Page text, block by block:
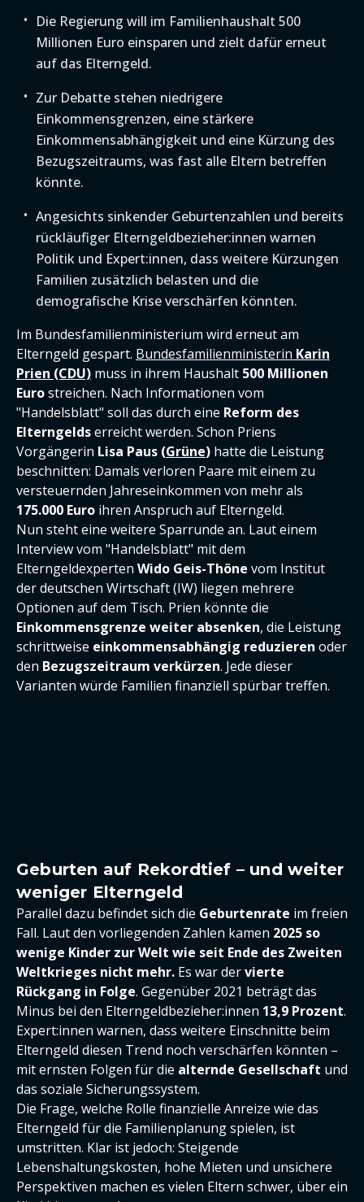
Die Regierung will im Familienhaushalt 500
Millionen Euro einsparen und zielt dafür erneut
auf das Elterngeld.
Zur Debatte stehen niedrigere
Einkommensgrenzen, eine stärkere
Einkommensabhängigkeit und eine Kürzung des
Bezugszeitraums, was fast alle Eltern betreffen
könnte.
Angesichts sinkender Geburtenzahlen und bereits
rückläufiger Elterngeldbezieher:innen warnen
Politik und Expert:innen, dass weitere Kürzungen
Familien zusätzlich belasten und die
demografische Krise verschärfen könnten.
Im Bundesfamilienministerium wird erneut am
Elterngeld gespart. Bundesfamilienministerin Karin
Prien (CDU) muss in ihrem Haushalt 500 Millionen
Eurostreichen. Nach Informationen vom
"Handelsblatt" soll das durch eine Reform des
Elterngeldserreicht werden. Schon Priens
Vorgängerin Lisa Paus (Grüne) hatte die Leistung
beschnitten: Damals verloren Paare mit einem zu
versteuernden Jahreseinkommen von mehr als
175.000 Euro ihren Anspruch auf Elterngeld.
Nun steht eine weitere Sparrunde an. Laut einem
Interview vom "Handelsblatt" mit dem
Elterngeldexperten Wido Geis-Thöne vom Institut
der deutschen Wirtschaft (IW) liegen mehrere
Optionen auf dem Tisch. Prien könnte die
Einkommensgrenze weiter absenken, die Leistung
schrittweise einkommensabhängig reduzieren oder
den Bezugszeitraum verkürzen. Jede dieser
Varianten würde Familien finanziell spürbar treffen.
Geburten auf Rekordtief – und weiter
weniger Elterngeld
Parallel dazu befindet sich die Geburtenrate im freien
Fall. Laut den vorliegenden Zahlen kamen 2025 so
wenige Kinder zur Welt wie seit Ende des Zweiten
Weltkrieges nicht mehr. Es war dervierte
Rückgang in Folge. Gegenüber 2021 beträgt das
Minus bei den Elterngeldbezieher:innen 13,9 Prozent.
Expert:innen warnen, dass weitere Einschnitte beim
Elterngeld diesen Trend noch verschärfen könnten –
mit ernsten Folgen für die alternde Gesellschaft und
das soziale Sicherungssystem.
Die Frage, welche Rolle finanzielle Anreize wie das
Elterngeld für die Familienplanung spielen, ist
umstritten. Klar ist jedoch: Steigende
Lebenshaltungskosten, hohe Mieten und unsichere
Perspektiven machen es vielen Eltern schwer, über ein